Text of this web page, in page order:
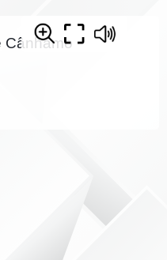
Cânhamo